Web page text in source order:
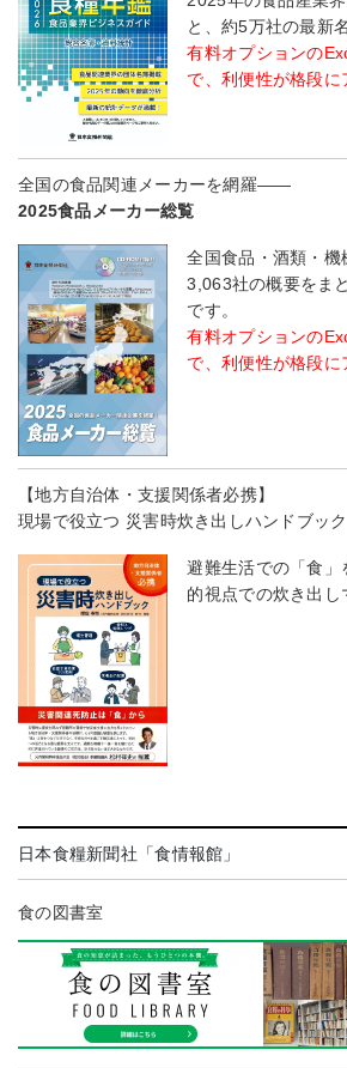
と、約5万社の最新
有料オプションの
で、利便性が格段に
全国の食品関連メーカーを網羅――
2025食品メーカー総覧
全国食品・酒類・機
3,063社の概要をま
です。
有料オプションの
で、利便性が格段に
【地方自治体・支援関係者必携】
現場で役立つ 災害時炊き出しハンドブック
避難生活での「食」
的視点での炊き出し
日本食糧新聞社「食情報館」
食の図書室